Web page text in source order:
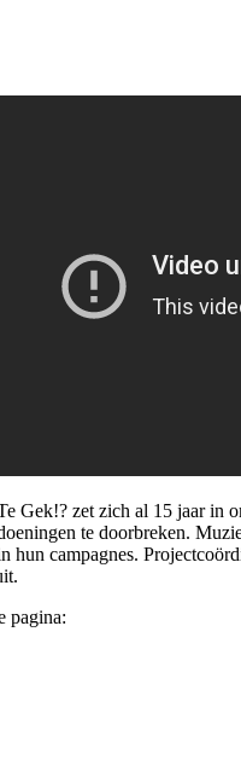
Gek!? zet zich al 15 jaar in
te doorbreken.
hun campagnes.
pagina: